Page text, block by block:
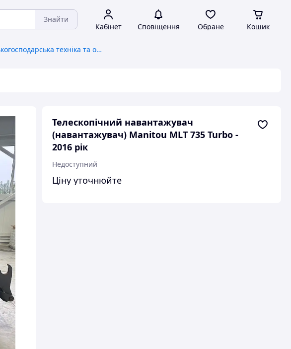
Знайти
Кабінет Сповіщення Обране Кошик
Сільськогосподарська техніка та обладнання, загальне
Телескопічний навантажувач
(навантажувач) Manitou MLT 735 Turbo -
2016 рік
Недоступний
Ціну уточнюйте